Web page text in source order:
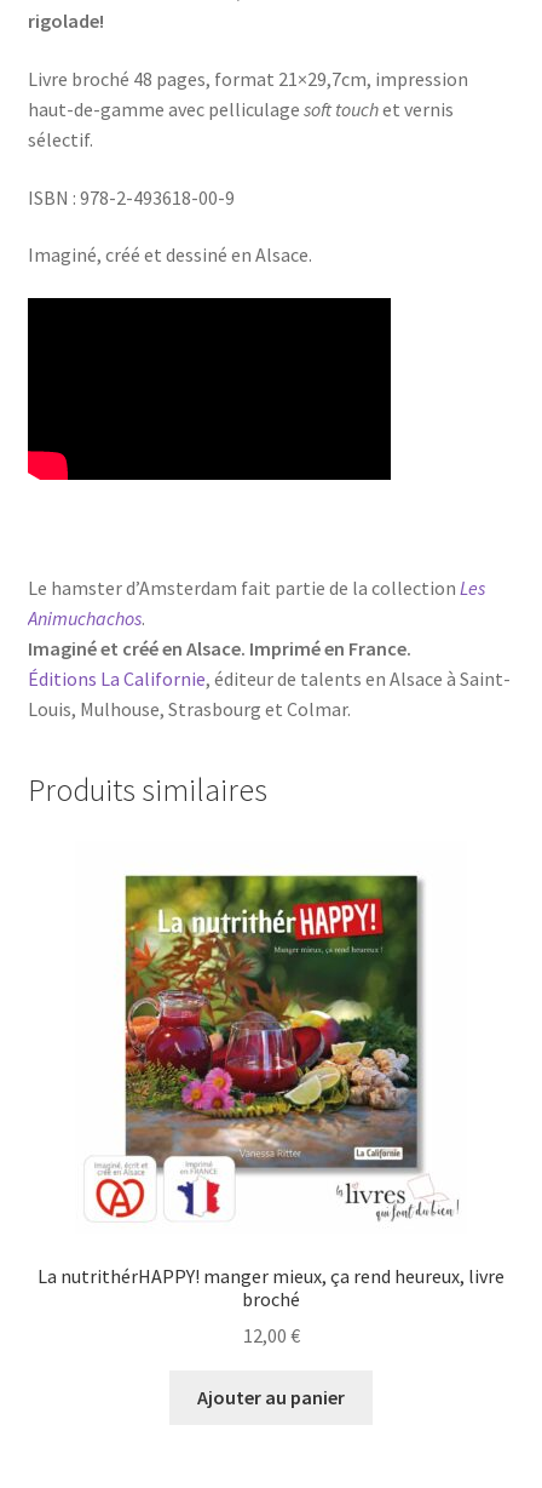
rigolade!
Livre broché 48 pages, format 21×29,7cm, impression
haut-de-gamme avec pelliculage soft touchet vernis
sélectif.
ISBN : 978-2-493618-00-9
Imaginé, créé et dessiné en Alsace.
Le hamster d’Amsterdam fait partie de la collection Les
Animuchachos.
Imaginé et créé en Alsace. Imprimé en France.
Éditions La Californie, éditeur de talents en Alsace à Saint-
Louis, Mulhouse, Strasbourg et Colmar.
Produits similaires
La nutrithérHAPPY! manger mieux, ça rend heureux, livre
broché
12,00 €
Ajouter au panier